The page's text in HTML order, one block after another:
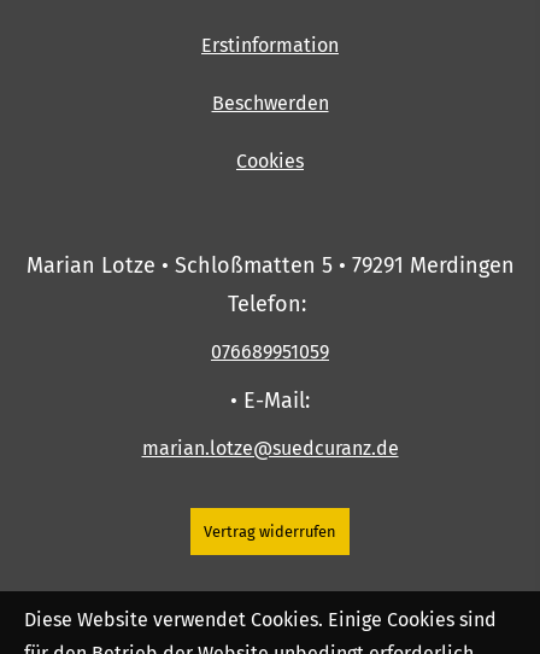
Erstinformation
Beschwerden
Cookies
Marian Lotze • Schloßmatten 5 • 79291 Merdingen
Telefon:
076689951059
• E-Mail:
marian.lotze@suedcuranz.de
Vertrag widerrufen
Diese Website verwendet Cookies. Einige Cookies sind